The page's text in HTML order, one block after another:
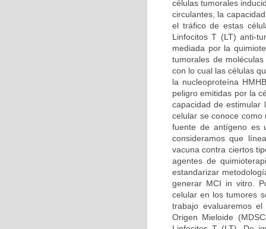
células tumorales
circulantes, la
el tráfico de estas
Linfocitos T (LT) anti-
mediada por la
tumorales de
con lo cual las células
la nucleoproteína
peligro emitidas por la
capacidad de estimular
celular se conoce
fuente de antígeno es
consideramos que
vacuna contra ciertos
agentes de
estandarizar
generar MCI in vitro.
celular en los tumores
trabajo evaluaremos
Origen Mieloide